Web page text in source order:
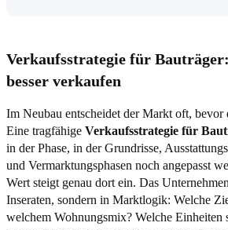
Verkaufsstrategie für
besser verkaufen
Im Neubau entscheidet der Markt oft, bevor
Eine tragfähige Verkaufsstrategie für
in der Phase, in der Grundrisse,
und Vermarktungsphasen noch angepasst
Wert steigt genau dort ein. Das
Inseraten, sondern in Marktlogik: Welche
welchem Wohnungsmix? Welche Einheiten